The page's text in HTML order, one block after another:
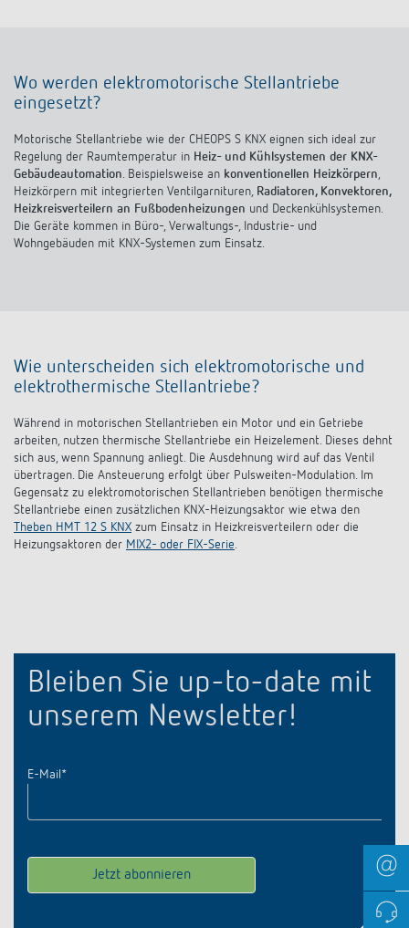
Wo werden elektromotorische Stellantriebe
eingesetzt?
Motorische Stellantriebe wie der CHEOPS S KNX eignen sich ideal zur
Regelung der Raumtemperatur in Heiz- und Kühlsystemen der KNX-
Gebäudeautomation. Beispielsweise an konventionellen Heizkörpern,
Heizkörpern mit integrierten Ventilgarnituren, Radiatoren, Konvektoren,
Heizkreisverteilern an Fußbodenheizungen und Deckenkühlsystemen.
Die Geräte kommen in Büro-, Verwaltungs-, Industrie- und
Wohngebäuden mit KNX-Systemen zum Einsatz.
Wie unterscheiden sich elektromotorische und
elektrothermische Stellantriebe?
Während in motorischen Stellantrieben ein Motor und ein Getriebe
arbeiten, nutzen thermische Stellantriebe ein Heizelement. Dieses dehnt
sich aus, wenn Spannung anliegt. Die Ausdehnung wird auf das Ventil
übertragen. Die Ansteuerung erfolgt über Pulsweiten-Modulation. Im
Gegensatz zu elektromotorischen Stellantrieben benötigen thermische
Stellantriebe einen zusätzlichen KNX-Heizungsaktor wie etwa den
Theben HMT 12 S KNX zum Einsatz in Heizkreisverteilern oder die
Heizungsaktoren der MIX2- oder FIX-Serie.
Bleiben Sie up-to-date mit
unserem Newsletter!
E-Mail *